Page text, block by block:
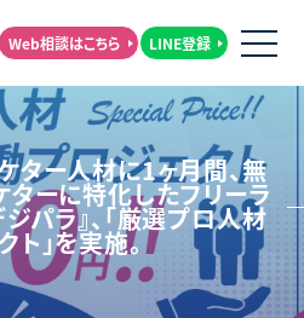
Web相談はこちら LINE登録
ター人材に1ヶ月間、無
ターに特化したフリーラ
パラ』、「厳選プロ人材
」を実施。